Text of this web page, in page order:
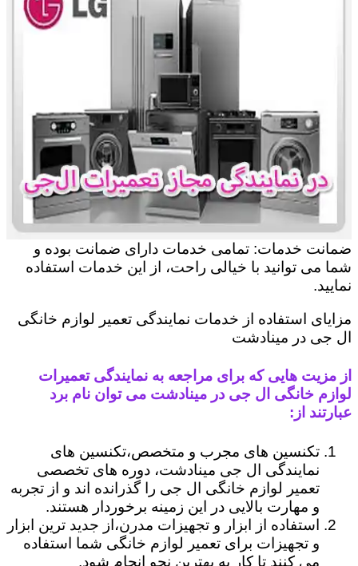
ضمانت خدمات: تمامی خدمات دارای ضمانت بوده و
شما می توانید با خیالی راحت، از این خدمات استفاده
نمایید.
مزایای استفاده از خدمات نمایندگی تعمیر لوازم خانگی
ال جی در مینادشت
از مزیت هایی که برای مراجعه به نمایندگی تعمیرات
لوازم خانگی ال جی در مینادشت می توان نام برد
عبارتند از:
تکنسین های مجرب و متخصص،تکنسین های
نمایندگی ال جی مینادشت، دوره های تخصصی
تعمیر لوازم خانگی ال جی را گذرانده اند و از تجربه
و مهارت بالایی در این زمینه برخوردار هستند.
استفاده از ابزار و تجهیزات مدرن،از جدید ترین ابزار
و تجهیزات برای تعمیر لوازم خانگی شما استفاده
می کنند تا کار به بهترین نحو انجام شود.